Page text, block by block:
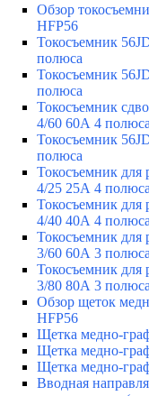
Обзор
HFP56
Токосъемник
полюса
Токосъемник
полюса
Токосъемник
4/60 60А 4 полюса
Токосъемник
полюса
Токосъемник для
4/25 25А 4 полюса
Токосъемник для
4/40 40А 4 полюса
Токосъемник для
3/60 60А 3 полюса
Токосъемник для
3/80 80А 3 полюса
Обзор щеток
HFP56
Щетка медно-
Щетка медно-
Щетка медно-
Вводная